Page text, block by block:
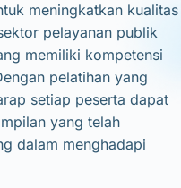
meningkatkan kualitas
pelayanan publik
memiliki kompetensi
pelatihan yang
setiap peserta dapat
yang telah
dalam menghadapi